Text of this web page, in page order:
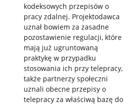
kodeksowych przepisów o
pracy zdalnej. Projektodawca
uznał bowiem za zasadne
pozostawienie regulacji, które
mają już ugruntowaną
praktykę w przypadku
stosowania ich przy telepracy,
także partnerzy społeczni
uznali obecne przepisy o
telepracy za właściwą bazę do